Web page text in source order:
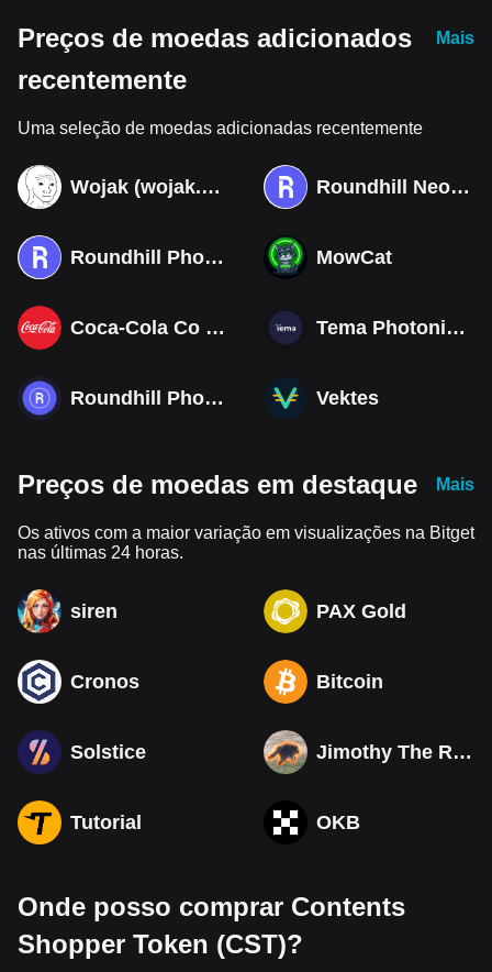
Preços de moedas adicionados
recentemente
Mais
Uma seleção de moedas adicionadas recentemente
Wojak (wojak.art) Roundhill Neocloud ETF (Derivatives)
Roundhill Photonics & Optics ETF (Derivatives) MowCat
Coca-Cola Co (Derivatives) Tema Photonics & Optical ETF
Roundhill Photonics & Optics ETF Vektes
Preços de moedas em destaque Mais
Os ativos com a maior variação em visualizações na Bitget
nas últimas 24 horas.
siren PAX Gold
Cronos Bitcoin
Solstice Jimothy The Raccoon
Tutorial OKB
Onde posso comprar Contents
Shopper Token (CST)?